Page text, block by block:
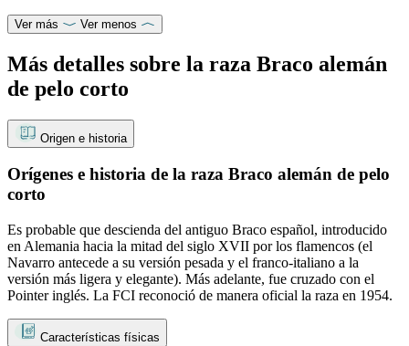
Ver más Ver menos
Más detalles sobre la raza Braco alemán
de pelo corto
Origen e historia
Orígenes e historia de la raza Braco alemán de pelo
corto
Es probable que descienda del antiguo Braco español, introducido
en Alemania hacia la mitad del siglo XVII por los flamencos (el
Navarro antecede a su versión pesada y el franco-italiano a la
versión más ligera y elegante). Más adelante, fue cruzado con el
Pointer inglés. La FCI reconoció de manera oficial la raza en 1954.
Características físicas